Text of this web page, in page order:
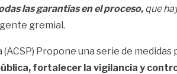
las garantías en el proceso, que
gremial.
Propone una serie de
fortalecer la vigilancia y